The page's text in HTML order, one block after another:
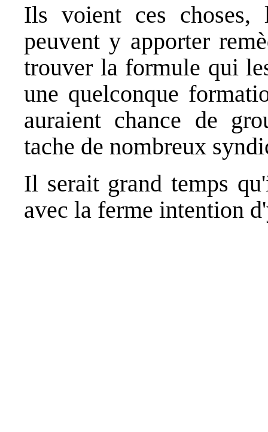
Ils voient ces choses,
peuvent y apporter
trouver la formule qui
une quelconque
auraient chance de
tache de nombreux
Il serait grand temps
avec la ferme intention